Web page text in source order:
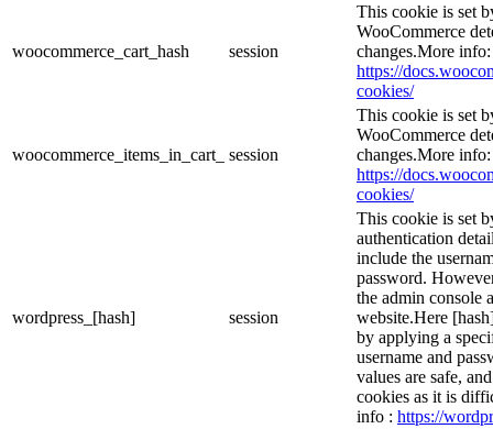
woocommerce_cart_hash session
This cookie is set
WooCommerce
changes.More info:
https://
cookies/
woocommerce_items_in_cart_ session
This cookie is set
WooCommerce
changes.More info:
https://
cookies/
wordpress_[hash] session
This cookie is set
authentication
include the
password.
the admin console
website.Here
by applying a
username and
values are safe,
cookies as it is
info : https://